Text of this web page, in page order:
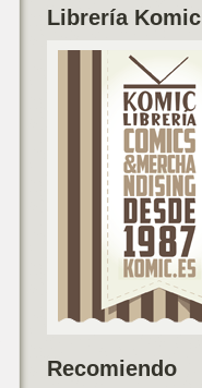
Librería Komic
Recomiendo